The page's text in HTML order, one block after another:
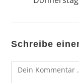
Schreibe
Kommentar